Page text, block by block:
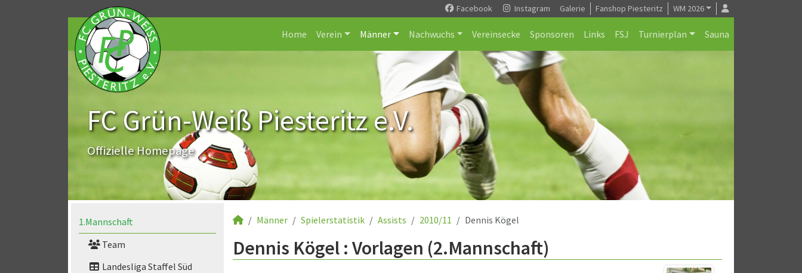
Facebook Instagram Galerie Fanshop Piesteritz WM 2026
Home Verein Männer Nachwuchs Vereinsecke Sponsoren Links FSJ Turnierplan Sauna
FC Grün-Weiß Piesteritz e.V.
Offizielle Homepage
1.Mannschaft
Team
Landesliga Staffel Süd
Männer Spielerstatistik Assists 2010/11 Dennis Kögel
Dennis Kögel : Vorlagen (2.Mannschaft)